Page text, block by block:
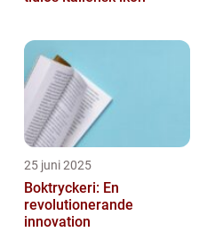
25 juni 2025
Boktryckeri: En
revolutionerande
innovation